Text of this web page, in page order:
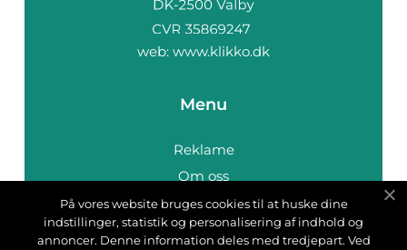
web: www.klikko.dk
Menu
Reklame
Om oss
Cookies
Kontakt Oss
På vores website bruges cookies til at huske dine
indstillinger, statistik og personalisering af indhold og
annoncer. Denne information deles med tredjepart. Ved